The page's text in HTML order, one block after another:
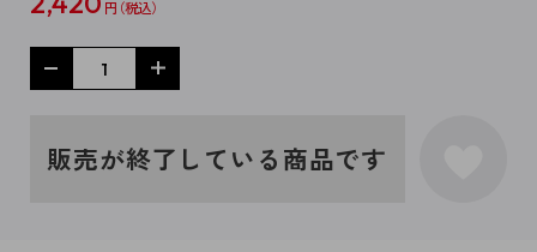
円
販売が終了している商品です